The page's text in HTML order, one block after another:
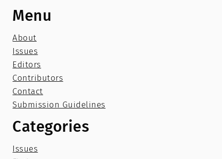
Menu
About
Issues
Editors
Contributors
Contact
Submission Guidelines
Categories
Issues